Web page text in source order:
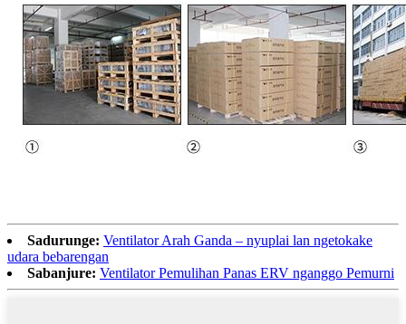
Sadurunge: Ventilator Arah Ganda – nyuplai lan ngetokake
udara bebarengan
Sabanjure: Ventilator Pemulihan Panas ERV nganggo Pemurni